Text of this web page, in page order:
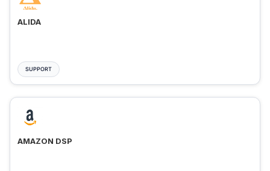
ALIDA
SUPPORT
AMAZON DSP